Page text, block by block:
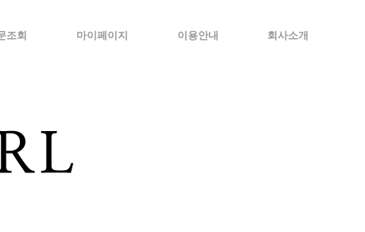
조회 마이페이지 이용안내 회사소개